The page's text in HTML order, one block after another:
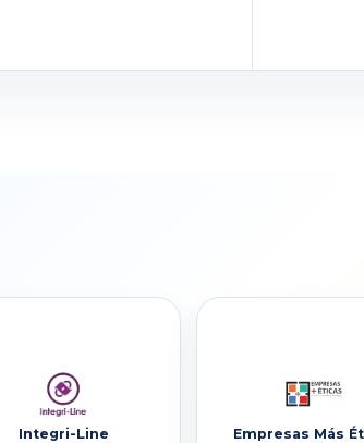
Integri-Line Empresas Más